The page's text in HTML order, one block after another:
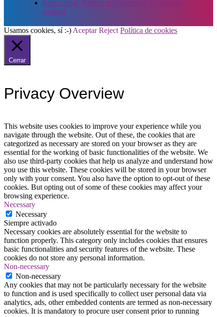
Aviso Legal · Política de Privacidad · Política de
cookies
Usamos cookies, sí :-) Aceptar Reject Política de cookies
Cerrar
Privacy Overview
This website uses cookies to improve your experience while you
navigate through the website. Out of these, the cookies that are
categorized as necessary are stored on your browser as they are
essential for the working of basic functionalities of the website. We
also use third-party cookies that help us analyze and understand how
you use this website. These cookies will be stored in your browser
only with your consent. You also have the option to opt-out of these
cookies. But opting out of some of these cookies may affect your
browsing experience.
Necessary
Necessary
Siempre activado
Necessary cookies are absolutely essential for the website to
function properly. This category only includes cookies that ensures
basic functionalities and security features of the website. These
cookies do not store any personal information.
Non-necessary
Non-necessary
Any cookies that may not be particularly necessary for the website
to function and is used specifically to collect user personal data via
analytics, ads, other embedded contents are termed as non-necessary
cookies. It is mandatory to procure user consent prior to running